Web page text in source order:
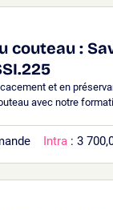
couteau :
et en
avec notre
Intra : 3